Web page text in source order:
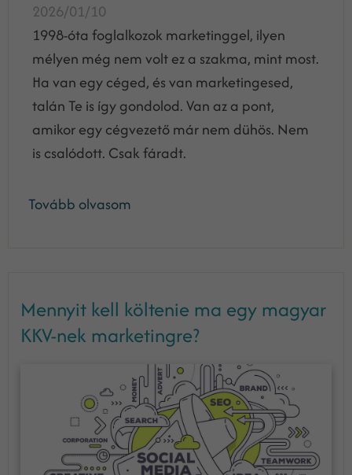
2026/01/10
1998-óta foglalkozok marketinggel, ilyen
mélyen még nem volt ez a szakma, mint most.
Ha van egy céged, és van marketingesed,
talán Te is így gondolod. Van az a pont,
amikor egy cégvezető már nem dühös. Nem
is csalódott. Csak fáradt.
Tovább olvasom
Mennyit kell költenie ma egy magyar
KKV-nek marketingre?